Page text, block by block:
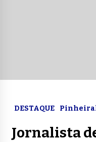
DESTAQUE
Jornalista